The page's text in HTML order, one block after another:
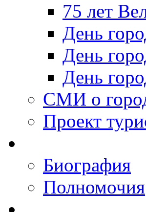
75 лет
День
День
День
СМИ о
Проект
Биография
Полномочия